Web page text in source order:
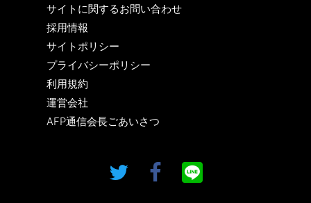
サイトに関するお問い合わせ
採用情報
サイトポリシー
プライバシーポリシー
利用規約
運営会社
AFP通信会長ごあいさつ